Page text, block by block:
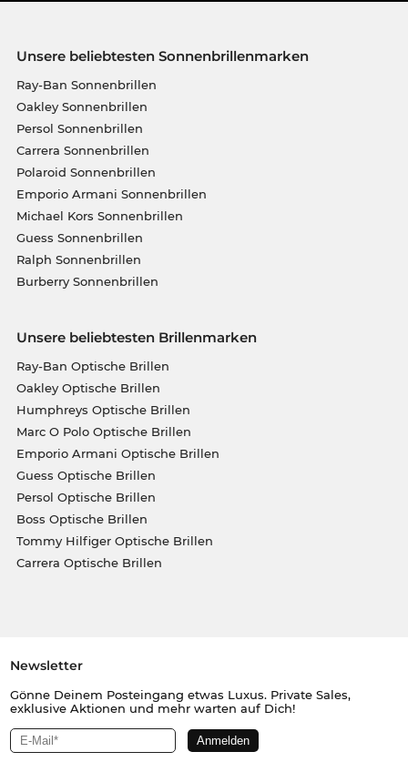
Unsere beliebtesten Sonnenbrillenmarken
Ray-Ban Sonnenbrillen
Oakley Sonnenbrillen
Persol Sonnenbrillen
Carrera Sonnenbrillen
Polaroid Sonnenbrillen
Emporio Armani Sonnenbrillen
Michael Kors Sonnenbrillen
Guess Sonnenbrillen
Ralph Sonnenbrillen
Burberry Sonnenbrillen
Unsere beliebtesten Brillenmarken
Ray-Ban Optische Brillen
Oakley Optische Brillen
Humphreys Optische Brillen
Marc O Polo Optische Brillen
Emporio Armani Optische Brillen
Guess Optische Brillen
Persol Optische Brillen
Boss Optische Brillen
Tommy Hilfiger Optische Brillen
Carrera Optische Brillen
Newsletter
Gönne Deinem Posteingang etwas Luxus. Private Sales,
exklusive Aktionen und mehr warten auf Dich!